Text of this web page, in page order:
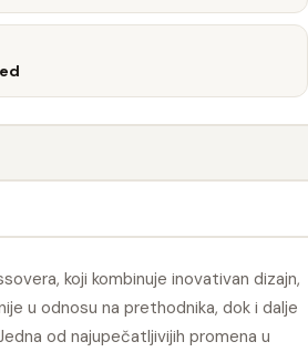
koji kombinuje inovativan dizajn,
u odnosu na prethodnika, dok i dalje
od najupečatljivijih promena u